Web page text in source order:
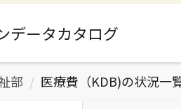
部 医療費（KDB)の状況一